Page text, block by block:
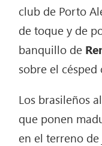
club de Porto
de toque y de
banquillo de
sobre el
Los brasileños
que ponen
en el terreno